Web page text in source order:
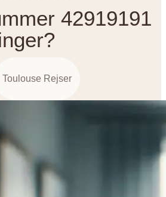
42919191
Toulouse Rejser